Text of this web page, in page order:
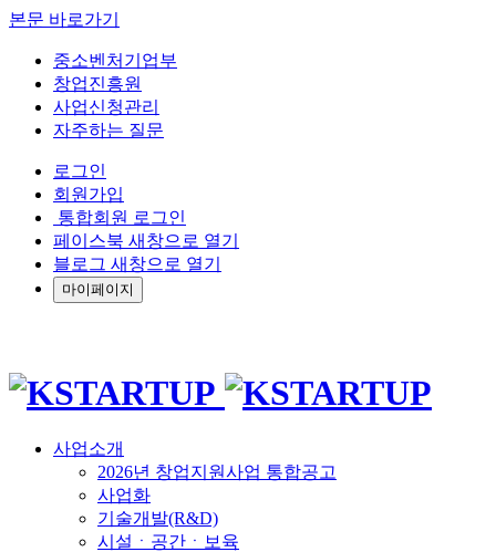
본문 바로가기
중소벤처기업부
창업진흥원
사업신청관리
자주하는 질문
로그인
회원가입
통합회원 로그인
페이스북 새창으로 열기
블로그 새창으로 열기
마이페이지
사업소개
2026년 창업지원사업 통합공고
사업화
기술개발(R&D)
시설ㆍ공간ㆍ보육